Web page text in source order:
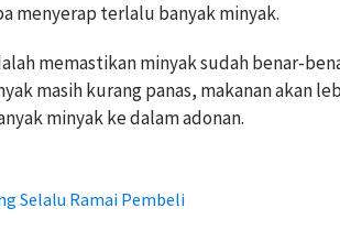
menyerap terlalu banyak minyak.
memastikan minyak sudah benar-
masih kurang panas, makanan akan
minyak ke dalam adonan.
Selalu Ramai Pembeli